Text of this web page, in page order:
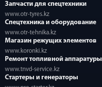
Запчасти для спецтехники
www.otr-tyres.kz
Спецтехника и оборудование
www.otr-tehnika.kz
Магазин режущих элементов
www.koronki.kz
Ремонт топливной аппаратуры
www.tnvd-service.kz
Стартеры и генераторы